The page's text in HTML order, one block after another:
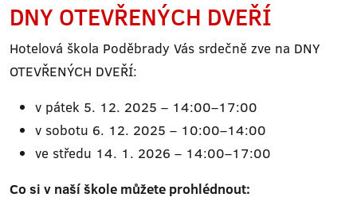
DNY OTEVŘENÝCH DVEŘÍ
Hotelová škola Poděbrady Vás srdečně zve na DNY
OTEVŘENÝCH DVEŘÍ:
v pátek 5. 12. 2025 – 14:00–17:00
v sobotu 6. 12. 2025 – 10:00–14:00
ve středu 14. 1. 2026 – 14:00–17:00
Co si v naší škole můžete prohlédnout: